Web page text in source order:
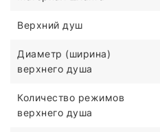
Верхний душ
Диаметр (ширина)
верхнего душа
Количество режимов
верхнего душа